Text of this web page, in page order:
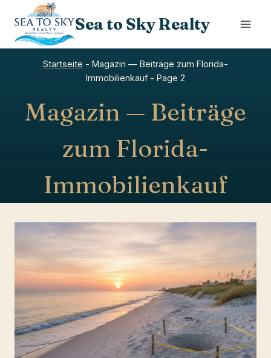
content
Sea to Sky Realty
Startseite - Magazin — Beiträge zum Florida-
Immobilienkauf - Page 2
Magazin — Beiträge
zum Florida-
Immobilienkauf